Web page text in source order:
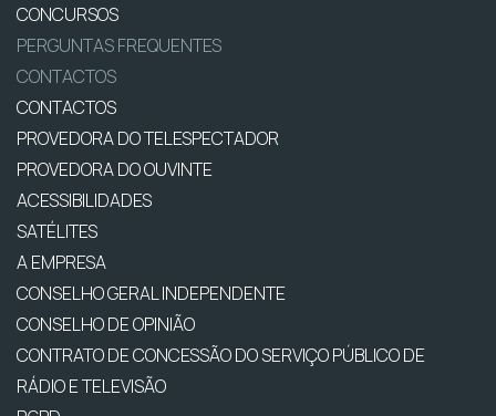
CONCURSOS
PERGUNTAS FREQUENTES
CONTACTOS
CONTACTOS
PROVEDORA DO TELESPECTADOR
PROVEDORA DO OUVINTE
ACESSIBILIDADES
SATÉLITES
A EMPRESA
CONSELHO GERAL INDEPENDENTE
CONSELHO DE OPINIÃO
CONTRATO DE CONCESSÃO DO SERVIÇO PÚBLICO DE
RÁDIO E TELEVISÃO